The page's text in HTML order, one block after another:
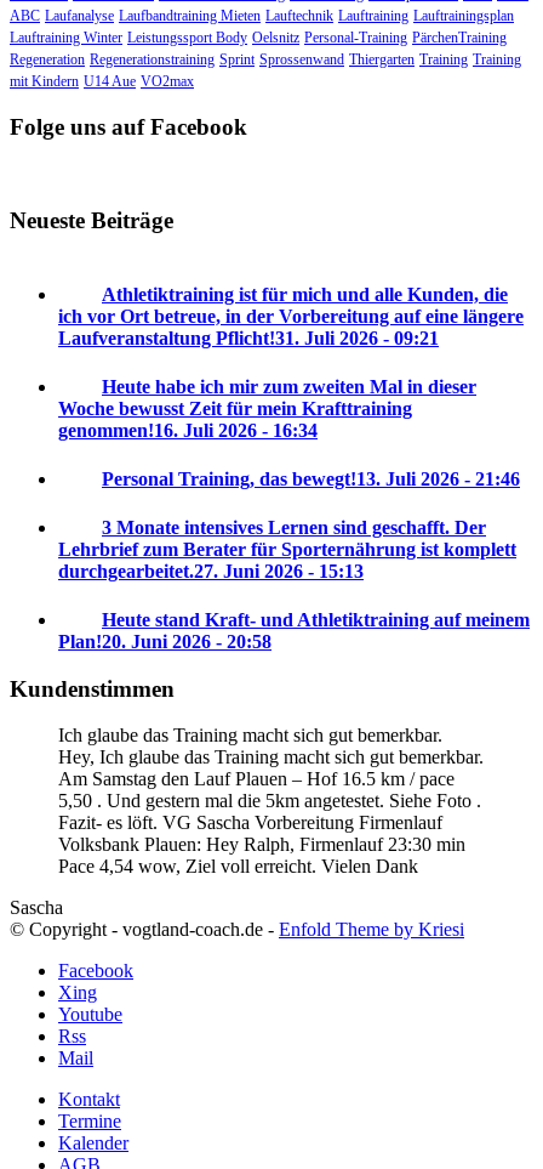
ABC Laufanalyse Laufbandtraining Mieten Lauftechnik Lauftraining Lauftrainingsplan
Lauftraining Winter Leistungssport Body Oelsnitz Personal-Training PärchenTraining
Regeneration Regenerationstraining Sprint Sprossenwand Thiergarten Training Training
mit Kindern U14 Aue VO2max
Folge uns auf Facebook
Neueste Beiträge
Athletiktraining ist für mich und alle Kunden, die
ich vor Ort betreue, in der Vorbereitung auf eine längere
Laufveranstaltung Pflicht!31. Juli 2026 - 09:21
Heute habe ich mir zum zweiten Mal in dieser
Woche bewusst Zeit für mein Krafttraining
genommen!16. Juli 2026 - 16:34
Personal Training, das bewegt!13. Juli 2026 - 21:46
3 Monate intensives Lernen sind geschafft. Der
Lehrbrief zum Berater für Sporternährung ist komplett
durchgearbeitet.27. Juni 2026 - 15:13
Heute stand Kraft- und Athletiktraining auf meinem
Plan!20. Juni 2026 - 20:58
Kundenstimmen
Ich glaube das Training macht sich gut bemerkbar.
Hey, Ich glaube das Training macht sich gut bemerkbar.
Am Samstag den Lauf Plauen – Hof 16.5 km / pace
5,50 . Und gestern mal die 5km angetestet. Siehe Foto .
Fazit- es löft. VG Sascha Vorbereitung Firmenlauf
Volksbank Plauen: Hey Ralph, Firmenlauf 23:30 min
Pace 4,54 wow, Ziel voll erreicht. Vielen Dank
Sascha
© Copyright - vogtland-coach.de - Enfold Theme by Kriesi
Facebook
Xing
Youtube
Rss
Mail
Kontakt
Termine
Kalender